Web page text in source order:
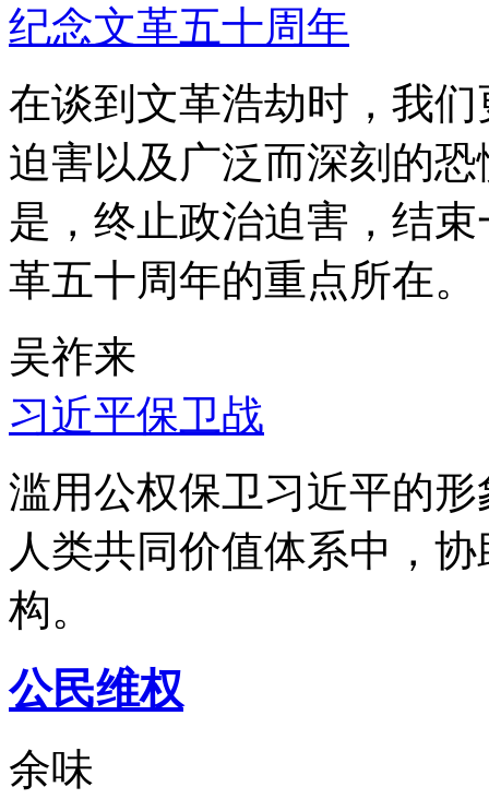
纪念文革五十周年
在谈到文革浩劫时，我
迫害以及广泛而深刻的
是，终止政治迫害，结
革五十周年的重点所在。
吴祚来
习近平保卫战
滥用公权保卫习近平的
人类共同价值体系中，
构。
公民维权
余味